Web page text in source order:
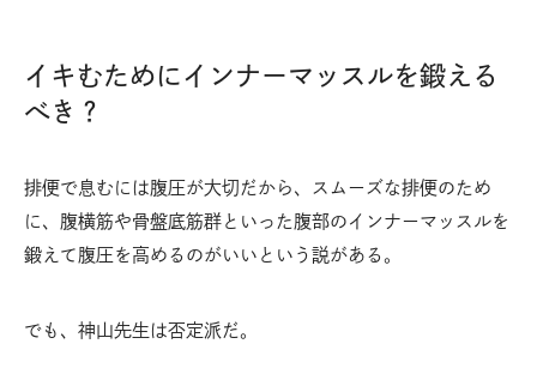
イキむためにインナーマッスルを鍛える
べき？
排便で息むには腹圧が大切だから、スムーズな排便のため
に、腹横筋や骨盤底筋群といった腹部のインナーマッスルを
鍛えて腹圧を高めるのがいいという説がある。
でも、神山先生は否定派だ。